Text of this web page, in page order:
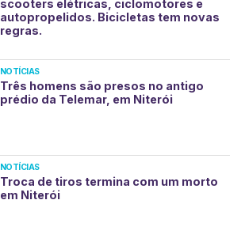
scooters elétricas, ciclomotores e
autopropelidos. Bicicletas tem novas
regras.
NOTÍCIAS
Três homens são presos no antigo
prédio da Telemar, em Niterói
NOTÍCIAS
Troca de tiros termina com um morto
em Niterói